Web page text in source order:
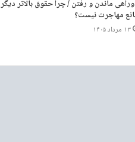
ماندن و رفتن / چرا حقوق بالاتر دیگر
مهاجرت نیست؟
۱۳ مرداد ۱۴۰۵